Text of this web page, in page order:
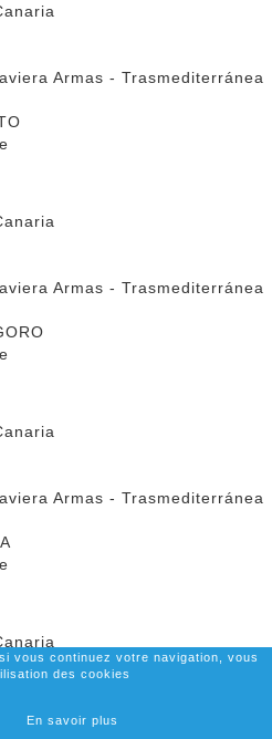
Armas - Trasmediterránea
Armas - Trasmediterránea
Armas - Trasmediterránea
vous continuez votre navigation, vous
des cookies
En savoir plus